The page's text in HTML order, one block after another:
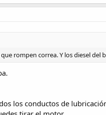
rompen correa. Y los diesel del
los conductos de